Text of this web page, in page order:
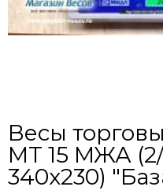
Весы
МТ 15 МЖА
340х230)